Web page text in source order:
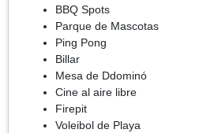
BBQ Spots
Parque de Mascotas
Ping Pong
Billar
Mesa de Ddominó
Cine al aire libre
Firepit
Voleibol de Playa